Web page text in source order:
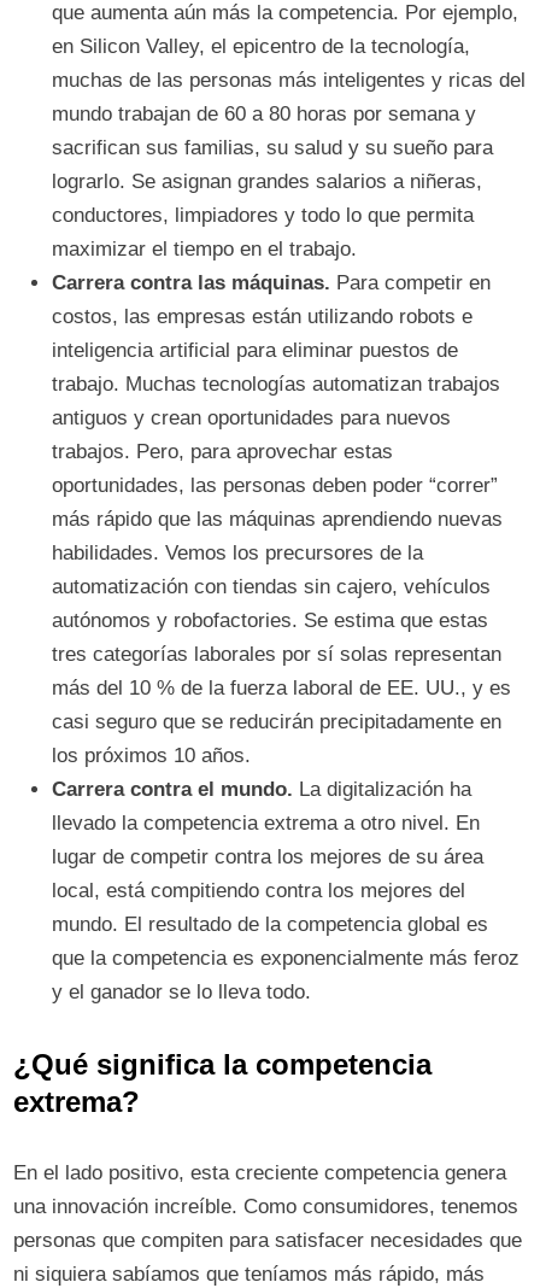
que aumenta aún más la competencia. Por ejemplo,
en Silicon Valley, el epicentro de la tecnología,
muchas de las personas más inteligentes y ricas del
mundo trabajan de 60 a 80 horas por semana y
sacrifican sus familias, su salud y su sueño para
lograrlo. Se asignan grandes salarios a niñeras,
conductores, limpiadores y todo lo que permita
maximizar el tiempo en el trabajo.
Carrera contra las máquinas. Para competir en
costos, las empresas están utilizando robots e
inteligencia artificial para eliminar puestos de
trabajo. Muchas tecnologías automatizan trabajos
antiguos y crean oportunidades para nuevos
trabajos. Pero, para aprovechar estas
oportunidades, las personas deben poder “correr”
más rápido que las máquinas aprendiendo nuevas
habilidades. Vemos los precursores de la
automatización con tiendas sin cajero, vehículos
autónomos y robofactories. Se estima que estas
tres categorías laborales por sí solas representan
más del 10 % de la fuerza laboral de EE. UU., y es
casi seguro que se reducirán precipitadamente en
los próximos 10 años.
Carrera contra el mundo. La digitalización ha
llevado la competencia extrema a otro nivel. En
lugar de competir contra los mejores de su área
local, está compitiendo contra los mejores del
mundo. El resultado de la competencia global es
que la competencia es exponencialmente más feroz
y el ganador se lo lleva todo.
¿Qué significa la competencia
extrema?
En el lado positivo, esta creciente competencia genera
una innovación increíble. Como consumidores, tenemos
personas que compiten para satisfacer necesidades que
ni siquiera sabíamos que teníamos más rápido, más